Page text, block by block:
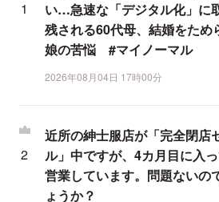
い…急速な「デジタル化」に
残される60代母、結婚をため
娘の苦悩 #マイノーマル
2026年08月04日 17時00分
近所の紳士服店が「完全閉店
ル」中ですが、4カ月目に入
営業しています。問題ないの
ょうか？